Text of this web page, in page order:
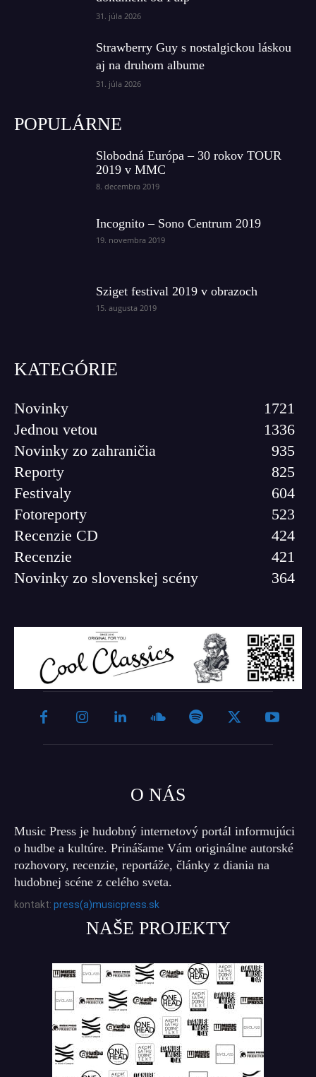
31. júla 2026
Strawberry Guy s nostalgickou láskou
aj na druhom albume
31. júla 2026
POPULÁRNE
Slobodná Európa – 30 rokov TOUR
2019 v MMC
8. decembra 2019
Incognito – Sono Centrum 2019
19. novembra 2019
Sziget festival 2019 v obrazoch
15. augusta 2019
KATEGÓRIE
Novinky
1721
Jednou vetou
1336
Novinky zo zahraničia
935
Reporty
825
Festivaly
604
Fotoreporty
523
Recenzie CD
424
Recenzie
421
Novinky zo slovenskej scény
364
O NÁS
Music Press je hudobný internetový portál informujúci
o hudbe a kultúre. Prinášame Vám originálne autorské
rozhovory, recenzie, reportáže, články z diania na
hudobnej scéne z celého sveta.
kontakt: press(a)musicpress.sk
NAŠE PROJEKTY